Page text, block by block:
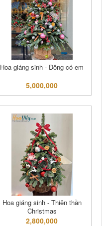
Hoa giáng sinh - Đông có em
5,000,000
Hoa giáng sinh - Thiên thần
Christmas
2,800,000